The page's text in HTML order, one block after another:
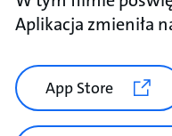
Aplikacja zmieniła
App Store